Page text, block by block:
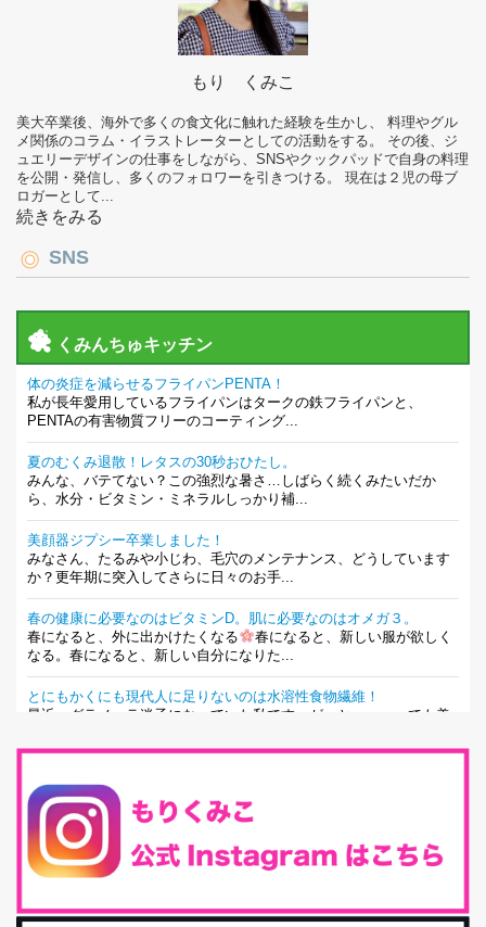
もり くみこ
美大卒業後、海外で多くの食文化に触れた経験を生かし、 料理やグル
メ関係のコラム・イラストレーターとしての活動をする。 その後、ジ
ュエリーデザインの仕事をしながら、SNSやクックパッドで自身の料理
を公開・発信し、多くのフォロワーを引きつける。 現在は２児の母ブ
ロガーとして...
続きをみる
SNS
くみんちゅキッチン
体の炎症を減らせるフライパンPENTA！
私が長年愛用しているフライパンはタークの鉄フライパンと、
PENTAの有害物質フリーのコーティング...
夏のむくみ退散！レタスの30秒おひたし。
みんな、バテてない？この強烈な暑さ…しばらく続くみたいだか
ら、水分・ビタミン・ミネラルしっかり補...
美顔器ジプシー卒業しました！
みなさん、たるみや小じわ、毛穴のメンテナンス、どうしています
か？更年期に突入してさらに日々のお手...
春の健康に必要なのはビタミンD。肌に必要なのはオメガ３。
春になると、外に出かけたくなる
春になると、新しい服が欲しく
なる。春になると、新しい自分になりた...
とにもかくにも現代人に足りないのは水溶性食物繊維！
最近、グラノーラ迷子になっていた私です。が、と〜〜〜っても美
腸内環境を整えることは、健康維持の中でいっちばん大事！だと私
は思っています。 ヒトの免...
iHerb特大セール終了間近！みんな何買う？
最近お風呂上がりの炭酸水をシリカシリカにしているんだけど確か